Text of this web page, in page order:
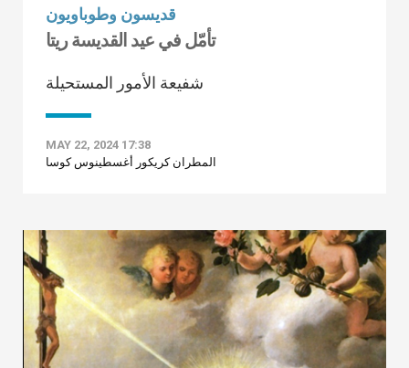
قديسون وطوباويون
تأمّل في عيد القديسة ريتا
شفيعة الأمور المستحيلة
MAY 22, 2024 17:38
المطران كريكور أغسطينوس كوسا